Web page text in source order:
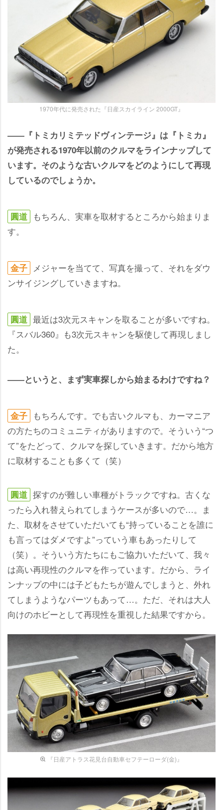
1970年代に発売された『日産スカイライン 2000GT』
――『トミカリミテッドヴィンテージ』は『トミカ』
が発売される1970年以前のクルマをラインナップして
います。そのような古いクルマをどのようにして再現
しているのでしょうか。
圓道 もちろん、実車を取材するところから始まりま
す。
金子
メジャーを当てて、写真を撮って、それをダウ
ンサイジングしていきますね。
圓道 最近は3次元スキャンを取ることが多いですね。
『スバル360』も3次元スキャンを駆使して再現しまし
た。
――というと、まず実車探しから始まるわけですね？
金子 もちろんです。でも古いクルマも、カーマニア
の方たちのコミュニティがありますので。そういう“つ
て”をたどって、クルマを探していきます。だから地方
に取材することも多くて（笑）
圓道 探すのが難しい車種がトラックですね。古くな
ったら入れ替えられてしまうケースが多いので…。ま
た、取材をさせていただいても“持っていることを誰に
も言ってはダメですよ”っていう車もあったりして
（笑）。そういう方たちにもご協力いただいて、我々
は高い再現性のクルマを作っています。だから、ライ
ンナップの中には子どもたちが遊んでしまうと、外れ
てしまうようなパーツもあって…。ただ、それは大人
向けのホビーとして再現性を重視した結果ですから。
『日産アトラス花見台自動車セフテーローダ(金)』